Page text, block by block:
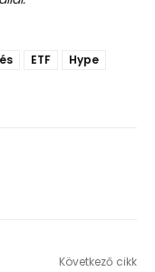
ETF
Hype
Következő cikk